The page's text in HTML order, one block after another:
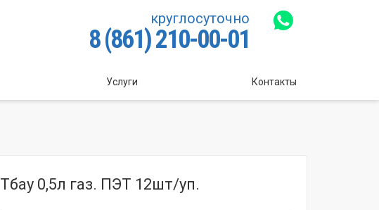
круглосуточно
8 (861) 210-00-01
Услуги Контакты
Тбау 0,5л газ. ПЭТ 12шт/уп.